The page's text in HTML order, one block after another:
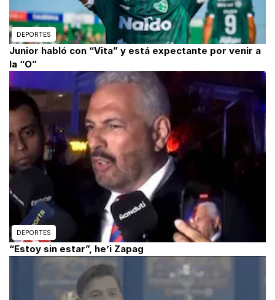
DEPORTES
Junior habló con “Vita” y está expectante por venir a
la “O”
DEPORTES
“Estoy sin estar”, he’i Zapag